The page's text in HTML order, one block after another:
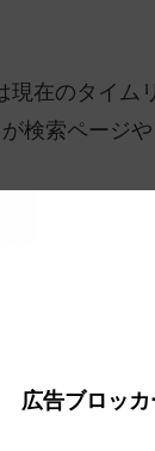
在のタイム
検索ページ
にレビュー
とで、政治
ーが発表さ
す。SNSの
広告ブロッ